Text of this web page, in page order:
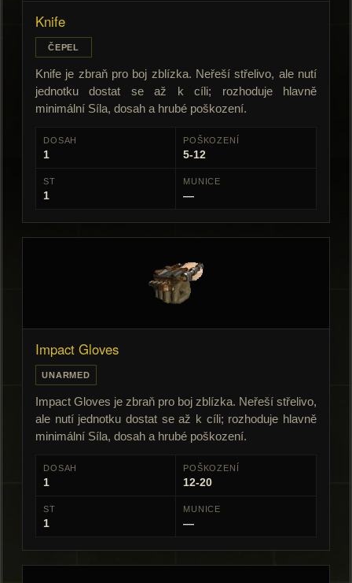
Knife
ČEPEL
Knife je zbraň pro boj zblízka. Neřeší střelivo, ale nutí
jednotku dostat se až k cíli; rozhoduje hlavně
minimální Síla, dosah a hrubé poškození.
DOSAH
1
POŠKOZENÍ
5-12
ST
1
MUNICE
—
Impact Gloves
UNARMED
Impact Gloves je zbraň pro boj zblízka. Neřeší střelivo,
ale nutí jednotku dostat se až k cíli; rozhoduje hlavně
minimální Síla, dosah a hrubé poškození.
DOSAH
1
POŠKOZENÍ
12-20
ST
1
MUNICE
—